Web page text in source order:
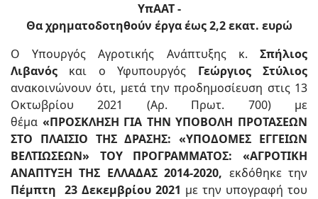
ΥπΑΑΤ -
Θα χρηματοδοτηθούν έργα έως 2,2 εκατ. ευρώ
Ο Υπουργός Αγροτικής Ανάπτυξης κ. Σπήλιος
Λιβανός και ο Υφυπουργός Γεώργιος Στύλιος
ανακοινώνουν ότι, μετά την προδημοσίευση στις 13
Οκτωβρίου 2021 (Αρ. Πρωτ. 700) με
θέμα «ΠΡΟΣΚΛΗΣΗ ΓΙΑ ΤΗΝ ΥΠΟΒΟΛΗ ΠΡΟΤΑΣΕΩΝ
ΣΤΟ ΠΛΑΙΣΙΟ ΤΗΣ ΔΡΑΣΗΣ: «ΥΠΟΔΟΜΕΣ ΕΓΓΕΙΩΝ
ΒΕΛΤΙΩΣΕΩΝ» ΤΟΥ ΠΡΟΓΡΑΜΜΑΤΟΣ: «ΑΓΡΟΤΙΚΗ
ΑΝΑΠΤΥΞΗ ΤΗΣ ΕΛΛΑΔΑΣ 2014-2020, εκδόθηκε την
Πέμπτη 23 Δεκεμβρίου 2021 με την υπογραφή του